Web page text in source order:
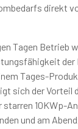
direkt
Tagen Betrieb
der
Tages-
sich der Vorteil
starren 10KWp-
und am